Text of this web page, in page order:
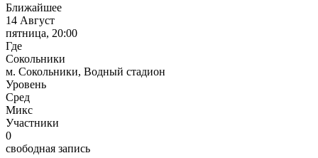
Ближайшее
14 Август
пятница, 20:00
Где
Сокольники
м. Сокольники, Водный стадион
Уровень
Сред
Микс
Участники
0
свободная запись